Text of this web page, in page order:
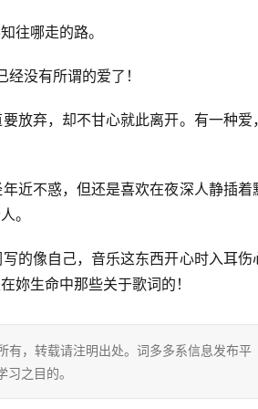
往哪走的路。
没有所谓的爱了！
放弃，却不甘心就此离开。有一种爱
近不惑，但还是喜欢在夜深人静插着
。
的像自己，音乐这东西开心时入耳伤
妳生命中那些关于歌词的！
，转载请注明出处。词多多系信息发布平
之目的。